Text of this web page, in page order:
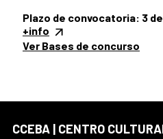
Plazo de convocatoria: 3
+info
Ver Bases de concurso
CCEBA | CENTRO